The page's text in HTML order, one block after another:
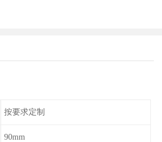
按要求定制
90mm